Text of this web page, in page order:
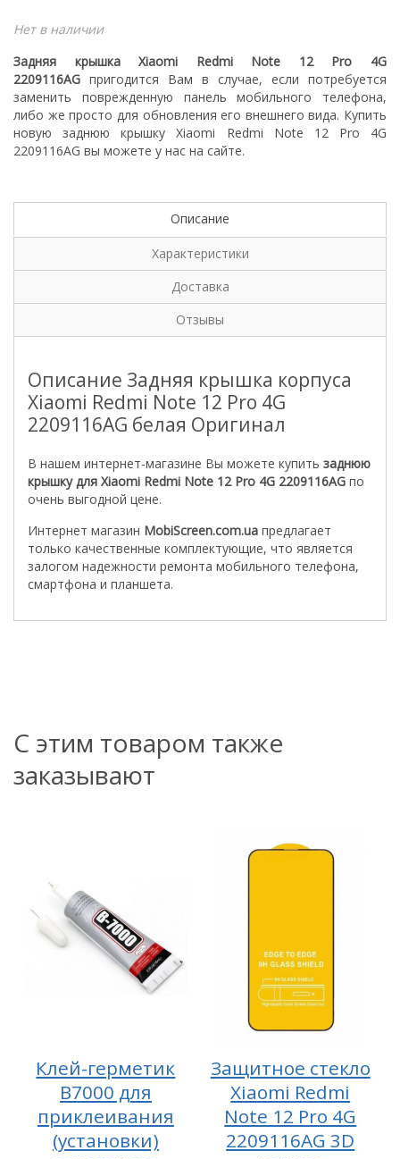
Нет в наличии
Задняя крышка Xiaomi Redmi Note 12 Pro 4G
2209116AG пригодится Вам в случае, если потребуется
заменить поврежденную панель мобильного телефона,
либо же просто для обновления его внешнего вида. Купить
новую заднюю крышку Xiaomi Redmi Note 12 Pro 4G
2209116AG вы можете у нас на сайте.
Описание
Характеристики
Доставка
Отзывы
Описание Задняя крышка корпуса
Xiaomi Redmi Note 12 Pro 4G
2209116AG белая Оригинал
В нашем интернет-магазине Вы можете купить заднюю
крышку для Xiaomi Redmi Note 12 Pro 4G 2209116AG по
очень выгодной цене.
Интернет магазин MobiScreen.com.ua предлагает
только качественные комплектующие, что является
залогом надежности ремонта мобильного телефона,
смартфона и планшета.
С этим товаром также
заказывают
Клей-герметик
B7000 для
приклеивания
(установки)
Защитное стекло
Xiaomi Redmi
Note 12 Pro 4G
2209116AG 3D